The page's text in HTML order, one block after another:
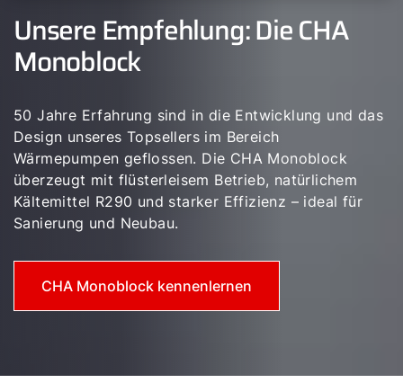
Unsere Empfehlung: Die CHA
Monoblock
50 Jahre Erfahrung sind in die Entwicklung und das
Design unseres Topsellers im Bereich
Wärmepumpen geflossen. Die CHA Monoblock
überzeugt mit flüsterleisem Betrieb, natürlichem
Kältemittel R290 und starker Effizienz – ideal für
Sanierung und Neubau.
CHA Monoblock kennenlernen